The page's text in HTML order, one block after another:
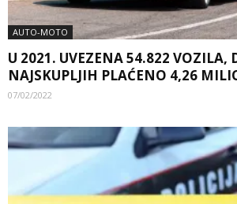
AUTO-MOTO
U 2021. UVEZENA 54.822 VOZILA,
NAJSKUPLJIH PLAĆENO 4,26
07/02/2022